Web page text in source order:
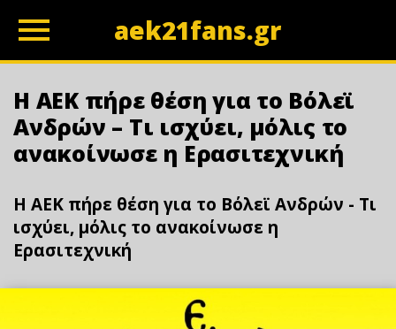
aek21fans.gr
Η ΑΕΚ πήρε θέση για το Βόλεϊ
Ανδρών – Τι ισχύει, μόλις το
ανακοίνωσε η Ερασιτεχνική
Η ΑΕΚ πήρε θέση για το Βόλεϊ Ανδρών - Τι
ισχύει, μόλις το ανακοίνωσε η
Ερασιτεχνική